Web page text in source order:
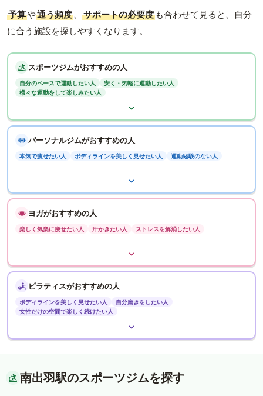
予算や通う頻度 、 サポートの必要度 も合わせて見ると、自分
に合う施設を探しやすくなります。
スポーツジムがおすすめの人
自分のペースで運動したい人
安く・気軽に運動したい人
様々な運動をして楽しみたい人
パーソナルジムがおすすめの人
本気で痩せたい人 ボディラインを美しく見せたい人 運動経験のない人
ヨガがおすすめの人
楽しく気楽に痩せたい人 汗かきたい人 ストレスを解消したい人
ピラティスがおすすめの人
ボディラインを美しく見せたい人
自分磨きをしたい人
女性だけの空間で楽しく続けたい人
南出羽駅のスポーツジムを探す